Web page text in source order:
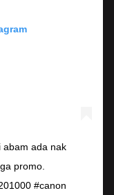
abam ada nak
promo.
#canon